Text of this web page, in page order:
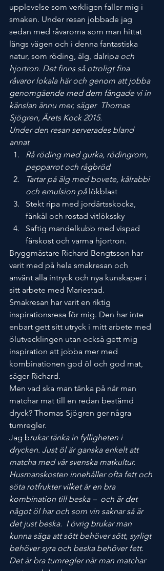
upplevelse som verkligen faller mig i
smaken. Under resan jobbade jag
sedan med råvarorna som man hittat
längs vägen och i denna fantastiska
natur, som röding, älg, dalripa och
hjortron. Det finns så otroligt fina
råvaror lokala här och genom att jobba
genomgående med dem fångade vi in
känslan ännu mer, säger  Thomas
Sjögren, Årets Kock 2015.
Under den resan serverades bland
annat
Rå röding med gurka, rödingrom,
pepparrot och rågbröd
Tartar på älg med bovete, kålrabbi
och emulsion på lökblast
Stekt ripa med jordärtsskocka,
fänkål och rostad vitlökssky
Saftig mandelkubb med vispad
färskost och varma hjortron.
Bryggmästare Richard Bengtsson har
varit med på hela smakresan och
använt alla intryck och nya kunskaper i
sitt arbete med Mariestad.
Smakresan har varit en riktig
inspirationsresa för mig. Den har inte
enbart gett sitt utryck i mitt arbete med
ölutvecklingen utan också gett mig
inspiration att jobba mer med
kombinationen god öl och god mat,
säger Richard.
Men vad ska man tänka på när man
matchar mat till en redan bestämd
dryck? Thomas Sjögren ger några
tumregler.
Jag brukar tänka in fylligheten i
drycken. Just öl är ganska enkelt att
matcha med vår svenska matkultur.
Husmanskosten innehåller ofta fett och
söta rotfrukter vilket är en bra
kombination till beska –  och är det
något öl har och som vin saknar så är
det just beska.  I övrig brukar man
kunna säga att sött behöver sött, syrligt
behöver syra och beska behöver fett.
Det är bra tumregler när man matchar